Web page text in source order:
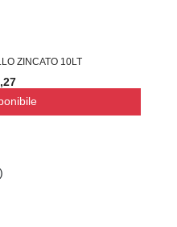
ZINCATO 10LT